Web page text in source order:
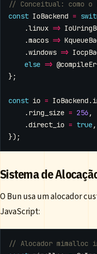
const IoBackend =
.linux =>
.macos =>
.windows =>
else =>
};
const io = IoBackend .
. ring_size = 256 ,
.direct_io = true ,
});
Sistema de
O Bun usa um alocador
JavaScript: